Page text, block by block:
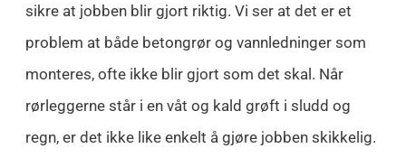
sikre at jobben blir gjort riktig. Vi ser at det er et
problem at både betongrør og vannledninger som
monteres, ofte ikke blir gjort som det skal. Når
rørleggerne står i en våt og kald grøft i sludd og
regn, er det ikke like enkelt å gjøre jobben skikkelig.